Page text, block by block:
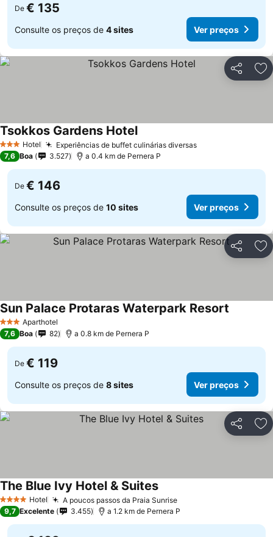
De € 135
Consulte os preços de 4 sites Ver preços
Partilhar
3 EstrelasHotel Experiências de buffet culinárias diversas
Tsokkos Gardens Hotel
7,6 Boa 3.527 a 0.4 km de Pernera P
De € 146
Consulte os preços de 10 sites Ver preços
Partilhar
3 EstrelasAparthotel
Sun Palace Protaras Waterpark Resort
7,6 Boa 82 a 0.8 km de Pernera P
De € 119
Consulte os preços de 8 sites Ver preços
Partilhar
4 EstrelasHotel A poucos passos da Praia Sunrise
The Blue Ivy Hotel & Suites
9,7 Excelente 3.455 a 1.2 km de Pernera P